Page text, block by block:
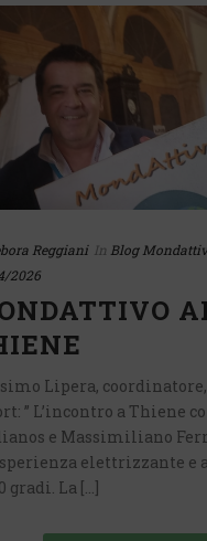
Reggiani In Blog
2026
Lipera,
” L’incontro a Thiene
e Massimiliano
elettrizzante e
gradi. La [...]